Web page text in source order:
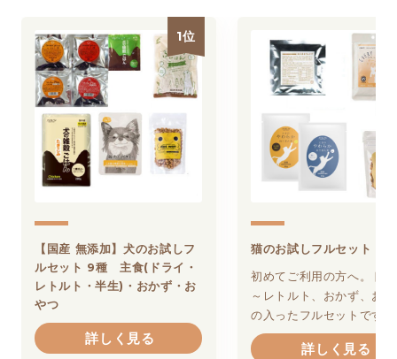
【国産 無添加】犬のお試しフ
ルセット 9種 主食(ドライ・
レトルト・半生)・おかず・お
やつ
詳しく見る
1位
猫のお試しフルセット
初めてご利用の方へ。ド
～レトルト、おかず、お
の入ったフルセットです。
詳しく見る